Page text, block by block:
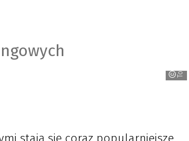
stają się coraz popularniejsze